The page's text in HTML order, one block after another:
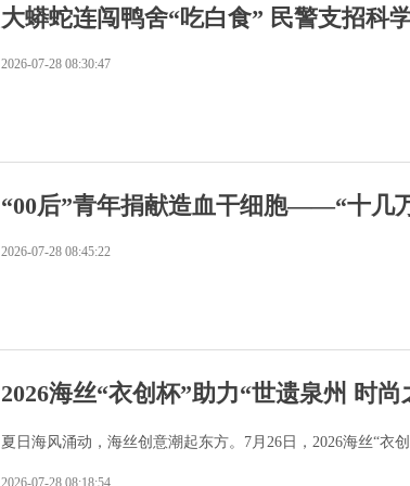
大蟒蛇连闯鸭舍“吃白食” 民警支招科
2026-07-28 08:30:47
“00后”青年捐献造血干细胞——“十几
2026-07-28 08:45:22
2026海丝“衣创杯”助力“世遗泉州 时尚
夏日海风涌动，海丝创意潮起东方。7月26日，2026海丝“衣
2026-07-28 08:18:54